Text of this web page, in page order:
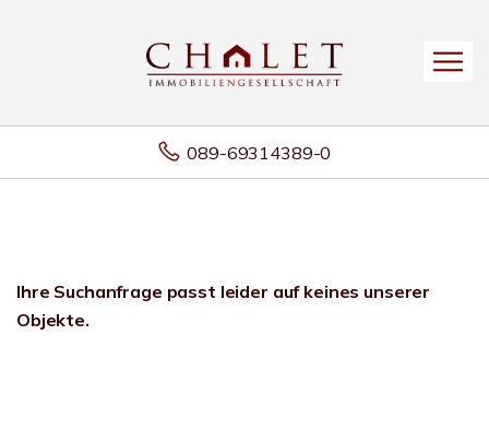
089-69314389-0
Ihre Suchanfrage passt leider auf keines unserer
Objekte.